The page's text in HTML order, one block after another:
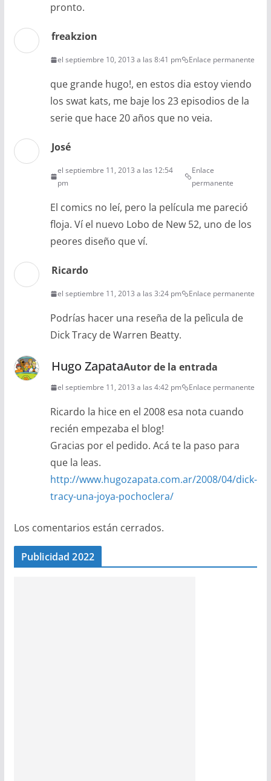
pronto.
freakzion
el septiembre 10, 2013 a las 8:41 pm Enlace permanente
que grande hugo!, en estos dia estoy viendo
los swat kats, me baje los 23 episodios de la
serie que hace 20 años que no veia.
José
el septiembre 11, 2013 a las 12:54
pm
Enlace
permanente
El comics no leí, pero la película me pareció
floja. Ví el nuevo Lobo de New 52, uno de los
peores diseño que ví.
Ricardo
el septiembre 11, 2013 a las 3:24 pm Enlace permanente
Podrías hacer una reseña de la pelìcula de
Dick Tracy de Warren Beatty.
Hugo ZapataAutor de la entrada
el septiembre 11, 2013 a las 4:42 pm Enlace permanente
Ricardo la hice en el 2008 esa nota cuando
recién empezaba el blog!
Gracias por el pedido. Acá te la paso para
que la leas.
http://www.hugozapata.com.ar/2008/04/dick-
tracy-una-joya-pochoclera/
Los comentarios están cerrados.
Publicidad 2022